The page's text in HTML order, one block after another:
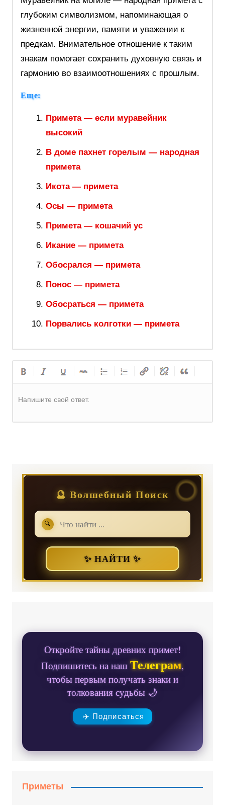
глубоким символизмом, напоминающая о
жизненной энергии, памяти и уважении к
предкам. Внимательное отношение к таким
знакам помогает сохранить духовную связь и
гармонию во взаимоотношениях с прошлым.
Еще:
Примета — если муравейник
высокий
В доме пахнет горелым — народная
примета
Икота — примета
Осы — примета
Примета — кошачий ус
Икание — примета
Обосрался — примета
Понос — примета
Обосраться — примета
Порвались колготки — примета
Напишите свой ответ.
🔮 Волшебный Поиск
🔍
✨ НАЙТИ ✨
Откройте тайны древних примет!
Подпишитесь на нашТелеграм,
чтобы первым получать знаки и
толкования судьбы 🌙
✈️ Подписаться
Приметы